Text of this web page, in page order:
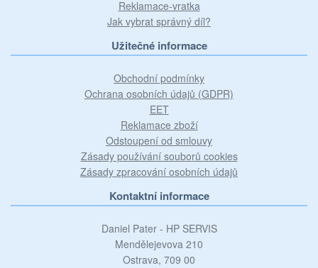
Reklamace-vratka
Jak vybrat správný díl?
Užitečné informace
Obchodní podmínky
Ochrana osobních údajů (GDPR)
EET
Reklamace zboží
Odstoupení od smlouvy
Zásady používání souborů cookies
Zásady zpracování osobních údajů
Kontaktní informace
Daniel Pater - HP SERVIS
Mendělejevova 210
Ostrava, 709 00